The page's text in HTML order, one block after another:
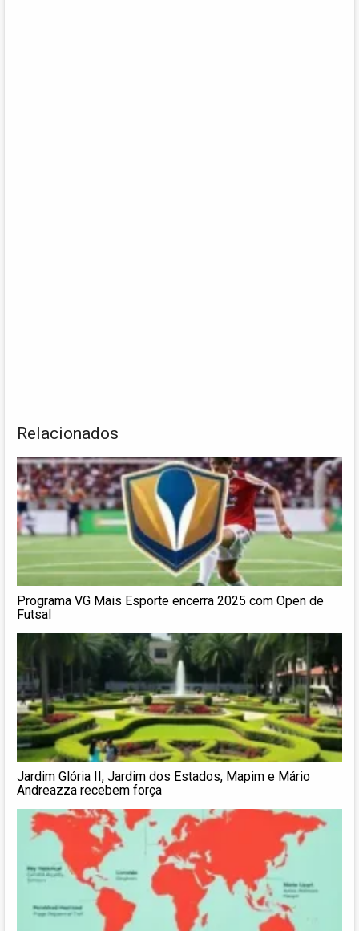
Relacionados
Programa VG Mais Esporte encerra 2025 com Open de
Futsal
Jardim Glória II, Jardim dos Estados, Mapim e Mário
Andreazza recebem força